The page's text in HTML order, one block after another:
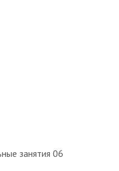
занятия 06